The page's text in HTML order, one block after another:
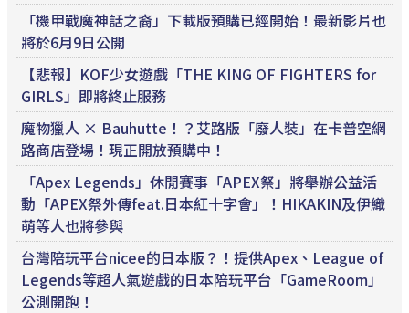
「機甲戰魔神話之裔」下載版預購已經開始！最新影片也
將於6月9日公開
【悲報】KOF少女遊戲「THE KING OF FIGHTERS for
GIRLS」即將終止服務
魔物獵人 × Bauhutte！？艾路版「廢人裝」在卡普空網
路商店登場！現正開放預購中！
「Apex Legends」休閒賽事「APEX祭」將舉辦公益活
動「APEX祭外傳feat.日本紅十字會」！HIKAKIN及伊織
萌等人也將參與
台灣陪玩平台nicee的日本版？！提供Apex、League of
Legends等超人氣遊戲的日本陪玩平台「GameRoom」
公測開跑！